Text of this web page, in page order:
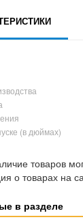
(в дюймах)
товаров
о товарах на
в разделе